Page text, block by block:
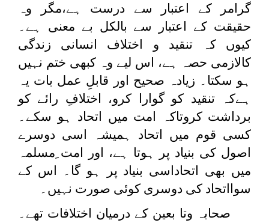
گرامر کے اعتبار سے درست ہے،مگر وہ
حقیقت کے اعتبار سے بالکل بے معنی ہے۔
کیوں کہ تنقید و اختلاف انسانی زندگی
کالازمی حصہ ہے، اس لیے وہ کبھی ختم نہیں
ہو سکتا۔ زیادہ صحیح اور قابلِ عمل بات یہ
ہےکہ تنقید کو گوارا کرو، اختلافِ رائے کو
برداشت کروتاکہ امت میں اتحاد ہو سکے۔
کسی قوم میں اتحاد ہمیشہ اسی دوسرے
اصول کی بنیاد پر ہوتا ہے، اور امت ِمسلمہ
میں بھی اتحاداسی بنیاد پر ہو گا۔ اس کے
سوااتحاد کی دوسری کوئی صورت نہیں۔
صحابہ وتا بعین کے درمیان اختلافات تھے۔